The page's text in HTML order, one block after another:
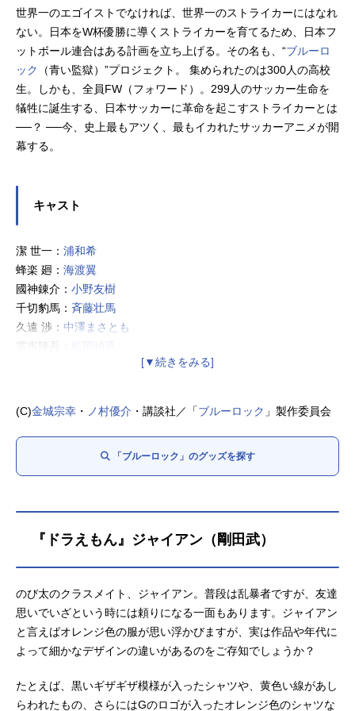
世界一のエゴイストでなければ、世界一のストライカーにはなれ
ない。日本をW杯優勝に導くストライカーを育てるため、日本フ
ットボール連合はある計画を立ち上げる。その名も、“ブルーロ
ック
（青い監獄）”プロジェクト。 集められたのは300人の高校
生。しかも、全員FW（フォワード）。299人のサッカー生命を
犠牲に誕生する、日本サッカーに革命を起こすストライカーとは
──？ ──今、史上最もアツく、最もイカれたサッカーアニメが開
幕する。
キャスト
潔 世一： 浦和希
蜂楽 廻： 海渡翼
國神錬介： 小野友樹
千切豹馬： 斉藤壮馬
久遠 渉： 中澤まさとも
雷市陣吾：
成早朝日： 梶田大嗣
伊右衛門送人：
五十嵐栗夢：市川蒼
鈴村健一
絵心甚八：神谷浩史
馬狼照英：諏訪部順一
凪 誠士郎： 島﨑信長
ニ子一揮：花江夏樹
鰐間淳壱：鈴木崚汰
鰐間計助：鈴木崚汰
糸師冴：櫻井孝宏
蟻生十兵衛：小西克幸
時光青志：立花慎之介
(C)金城宗幸 ・ ノ村優介 ・講談社／「ブルーロック 」製作委員会
「ブルーロック」のグッズを探す
『ドラえもん』ジャイアン（剛田武）
のび太のクラスメイト、ジャイアン。普段は乱暴者ですが、友達
思いでいざという時には頼りになる一面もあります。ジャイアン
と言えばオレンジ色の服が思い浮かびますが、実は作品や年代に
よって細かなデザインの違いがあるのをご存知でしょうか？
たとえば、黒いギザギザ模様が入ったシャツや、黄色い線があし
らわれたもの、さらにはGのロゴが入ったオレンジ色のシャツな